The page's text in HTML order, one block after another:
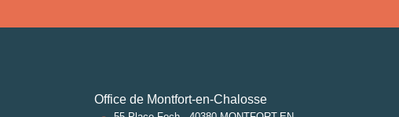
Office de Montfort-en-Chalosse